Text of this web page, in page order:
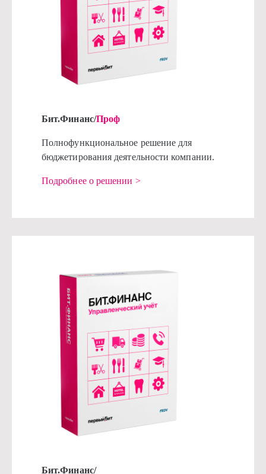
Бит.Финанс/Проф
Полнофункциональное решение для
бюджетирования деятельности компании.
Подробнее о решении >
Бит.Финанс/